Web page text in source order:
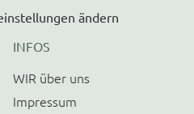
ändern
INFOS
WIR über uns
Impressum